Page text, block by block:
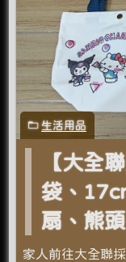
生活用品
【大全
袋、
扇、熊
家人前往大全聯